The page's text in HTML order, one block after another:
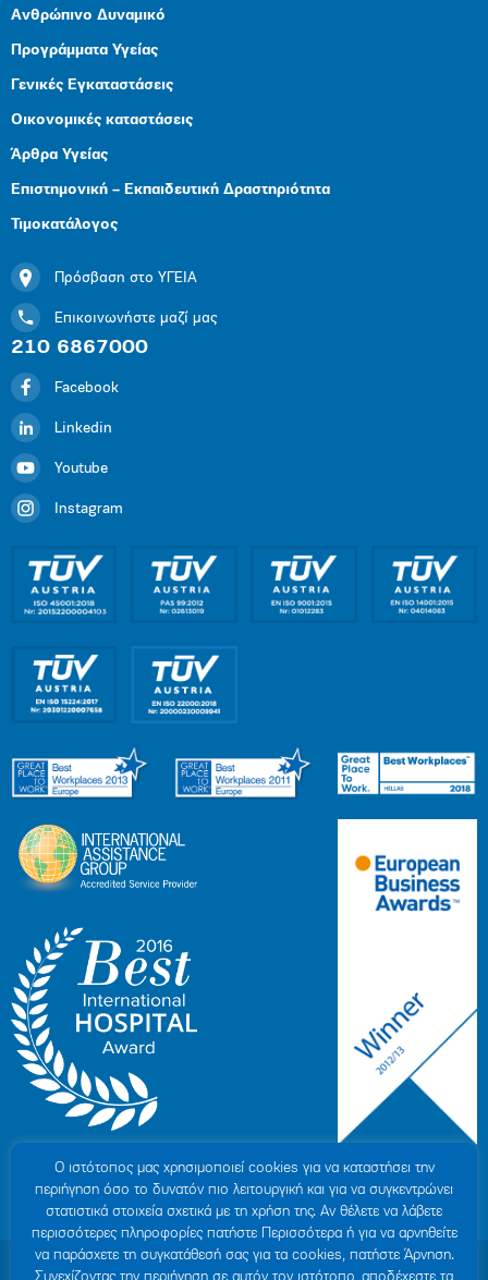
Ανθρώπινο Δυναμικό
Προγράμματα Υγείας
Γενικές Εγκαταστάσεις
Οικονομικές καταστάσεις
Άρθρα Υγείας
Επιστημονική – Εκπαιδευτική Δραστηριότητα
Τιμοκατάλογος
Πρόσβαση στο ΥΓΕΙΑ
Επικοινωνήστε μαζί μας
210 6867000
Facebook
Linkedin
Youtube
Instagram
© 2007-2026 ΥΓΕΙΑ Μ.Α.Ε | ΓΕΜΗ: 000279901000
Ο ιστότοπoς μας χρησιμοποιεί cookies για να καταστήσει την
περιήγηση όσο το δυνατόν πιο λειτουργική και για να συγκεντρώνει
στατιστικά στοιχεία σχετικά με τη χρήση της. Αν θέλετε να λάβετε
περισσότερες πληροφορίες πατήστε Περισσότερα ή για να αρνηθείτε
να παράσχετε τη συγκατάθεσή σας για τα cookies, πατήστε Άρνηση.